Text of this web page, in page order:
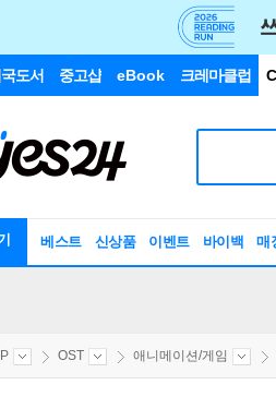
도서 중고샵 eBook 크레마클럽
베스트 신상품 이벤트 바이백 매
OST 애니메이션/게임